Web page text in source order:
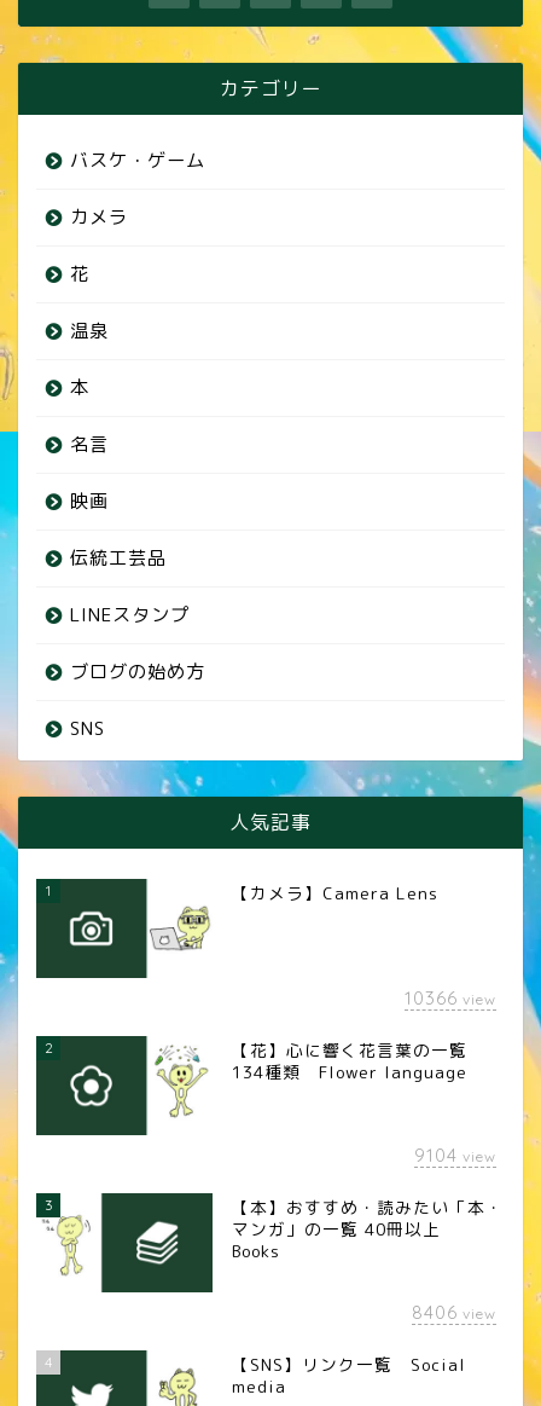
カテゴリー
バスケ・ゲーム
カメラ
花
温泉
本
名言
映画
伝統工芸品
LINEスタンプ
ブログの始め方
SNS
人気記事
1 【カメラ】Camera Lens
10366 view
2
【花】心に響く花言葉の一覧
134種類 Flower language
9104 view
3
【本】おすすめ・読みたい「本・
マンガ」の一覧 40冊以上
Books
8406 view
4
【SNS】リンク一覧 Social
media